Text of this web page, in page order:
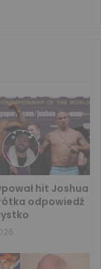
hit Joshua
odpowiedź